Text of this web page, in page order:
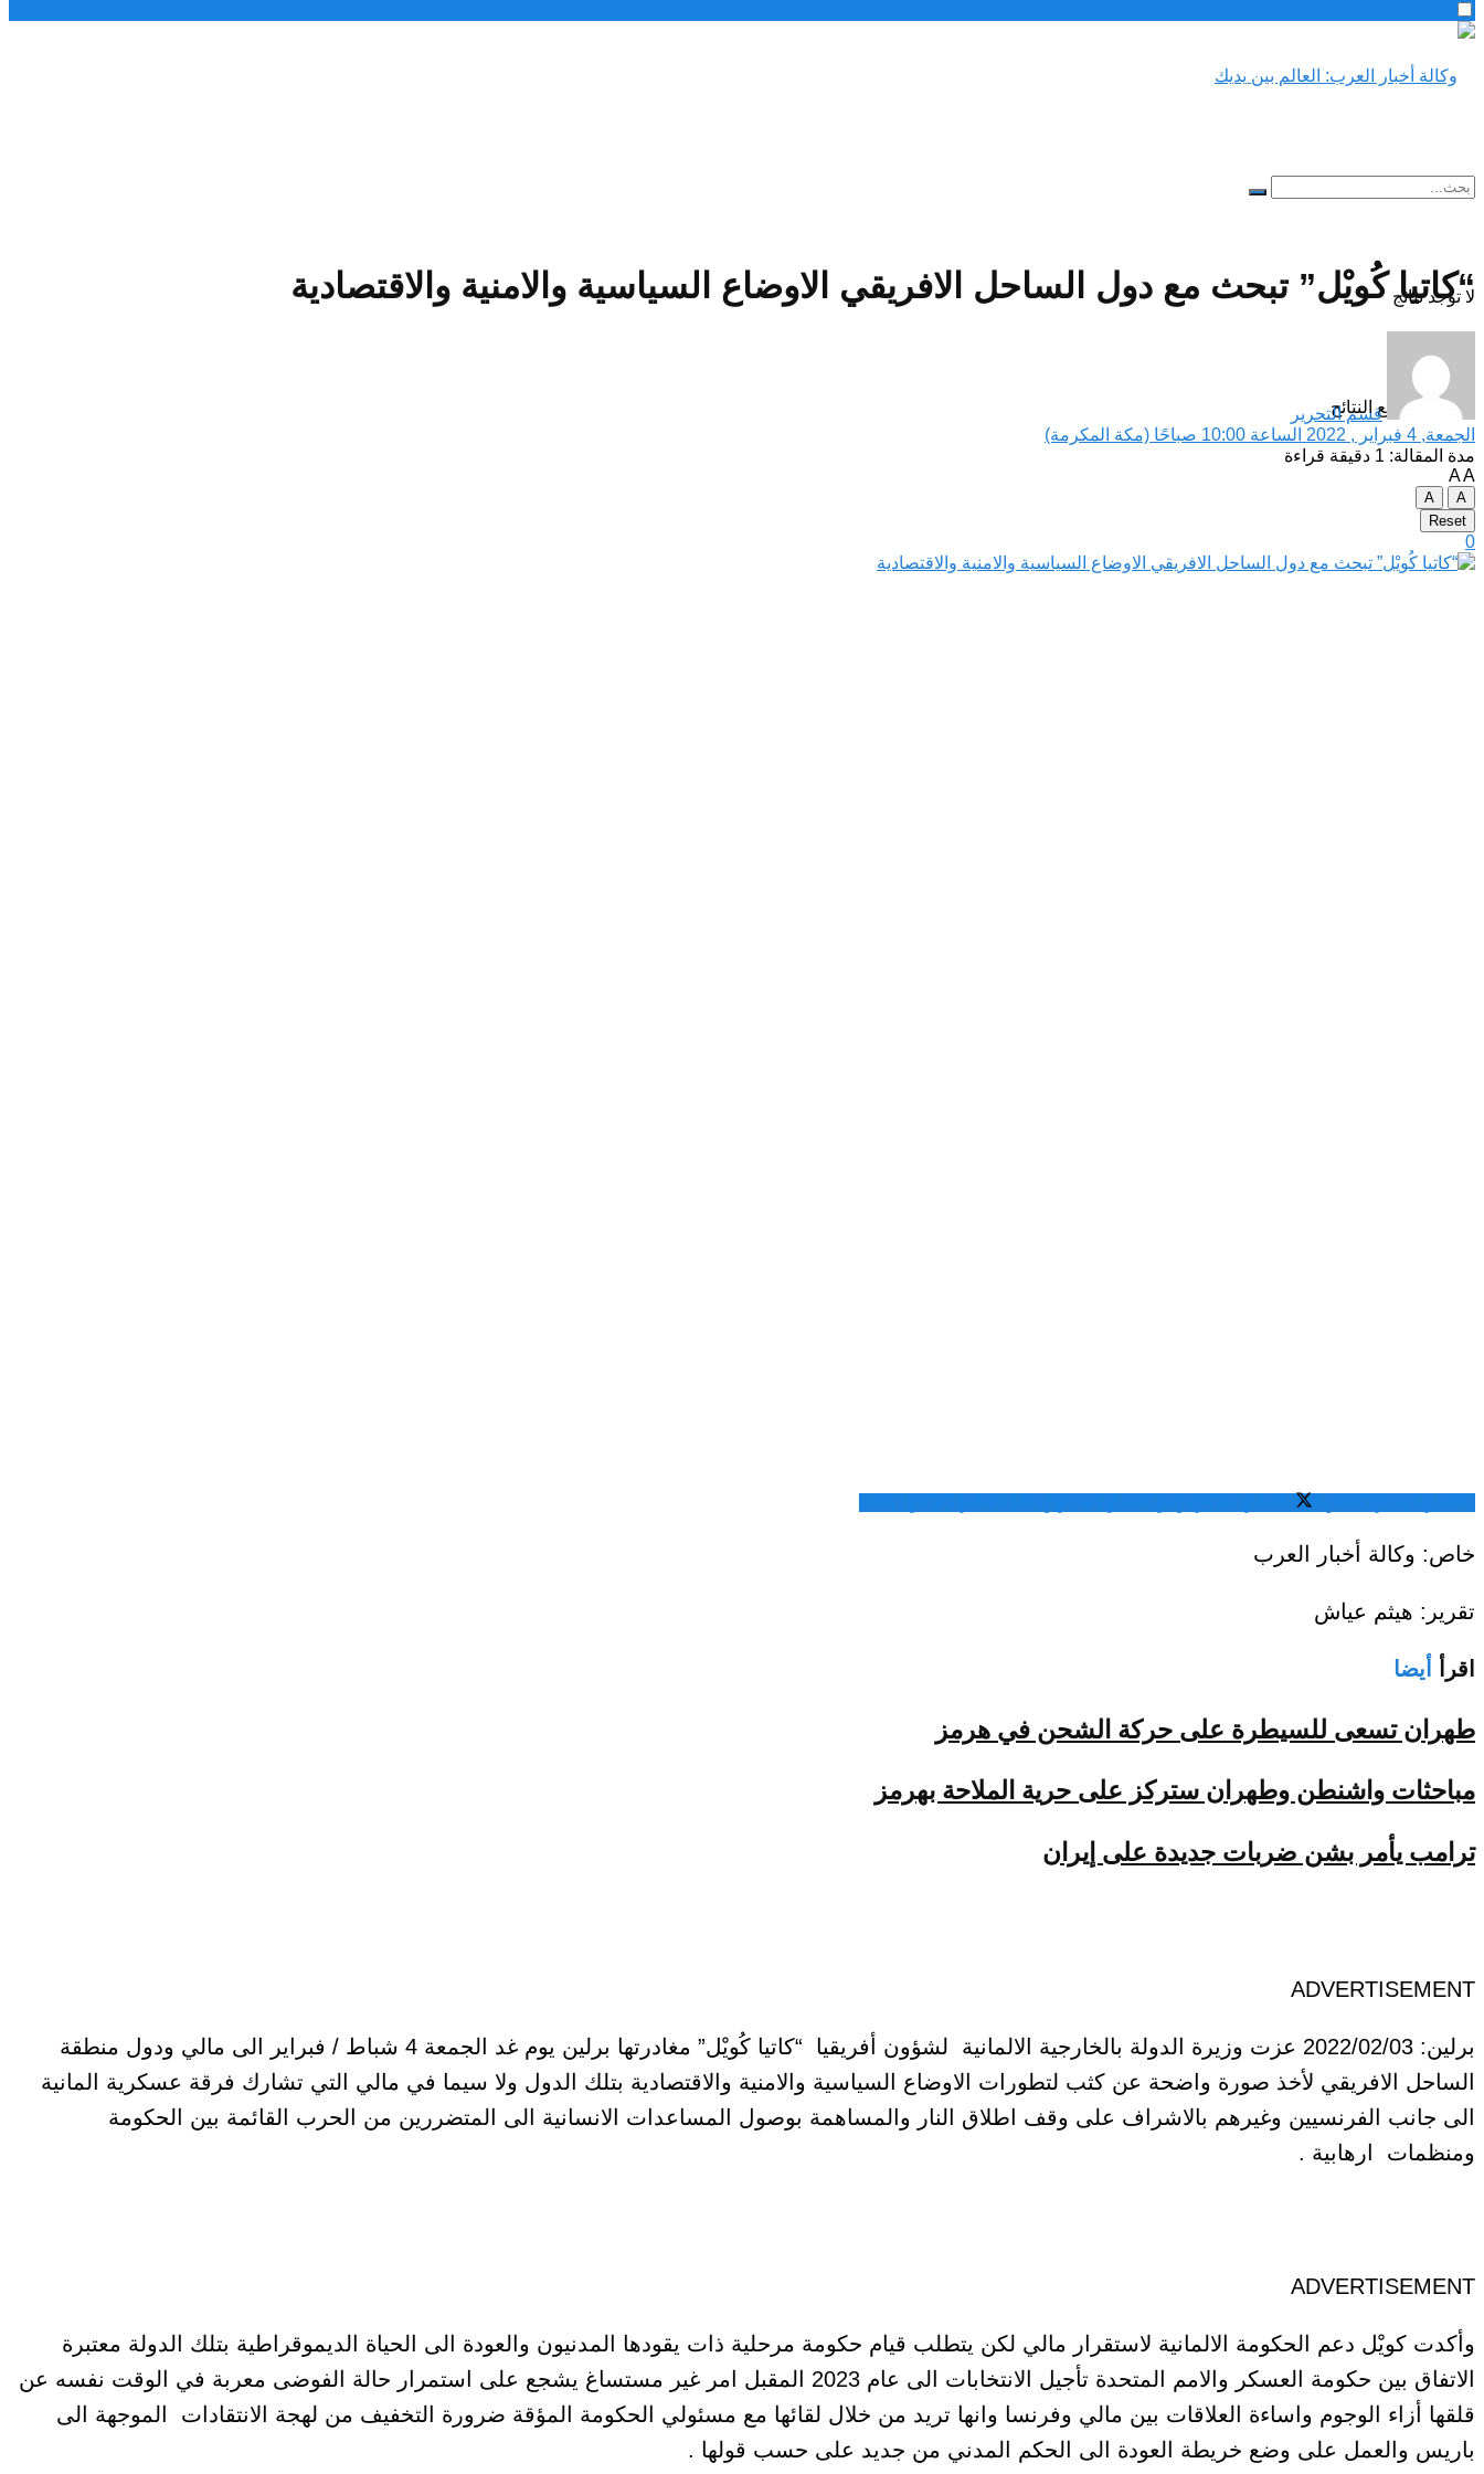
لا توجد نتائج
مشاهدة جميع النتائح
“كاتيا كُويْل” تبحث مع دول الساحل الافريقي الاوضاع السياسية والامنية والاقتصادية
قسم التحرير
الجمعة, 4 فبراير , 2022 الساعة 10:00 صباحًا (مكة المكرمة)
مدة المقالة: 1 دقيقة قراءة
AA
A
A
Reset
0
خاص: وكالة أخبار العرب
تقرير: هيثم عياش
اقرأ أيضا
طهران تسعى للسيطرة على حركة الشحن في هرمز
مباحثات واشنطن وطهران ستركز على حرية الملاحة بهرمز
ترامب يأمر بشن ضربات جديدة على إيران
ADVERTISEMENT
برلين:
عزت وزيرة الدولة بالخارجية الالمانية لشؤون أفريقيا “كاتيا كُويْل” مغادرتها برلين يوم غد الجمعة 4 شباط / فبراير الى مالي ودول منطقة
الساحل الافريقي لأخذ صورة واضحة عن كثب لتطورات الاوضاع السياسية والامنية والاقتصادية بتلك الدول ولا سيما في مالي التي تشارك فرقة عسكرية المانية
الى جانب الفرنسيين وغيرهم بالاشراف على وقف اطلاق النار والمساهمة بوصول المساعدات الانسانية الى المتضررين من الحرب القائمة بين الحكومة
ومنظمات ارهابية .
ADVERTISEMENT
وأكدت كويْل دعم الحكومة الالمانية لاستقرار مالي لكن يتطلب قيام حكومة مرحلية ذات يقودها المدنيون والعودة الى الحياة الديموقراطية بتلك الدولة معتبرة
الاتفاق بين حكومة العسكر والامم المتحدة تأجيل الانتخابات الى عام 2023 المقبل امر غير مستساغ يشجع على استمرار حالة الفوضى معربة في الوقت نفسه عن
قلقها أزاء الوجوم واساءة العلاقات بين مالي وفرنسا وانها تريد من خلال لقائها مع مسئولي الحكومة المؤقة ضرورة التخفيف من لهجة الانتقادات الموجهة الى
باريس والعمل على وضع خريطة العودة الى الحكم المدني من جديد على حسب قولها .